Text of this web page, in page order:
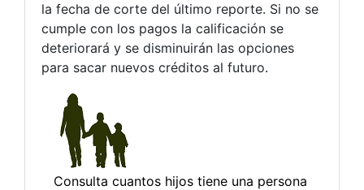
la fecha de corte del último reporte. Si no se
cumple con los pagos la calificación se
deteriorará y se disminuirán las opciones
para sacar nuevos créditos al futuro.